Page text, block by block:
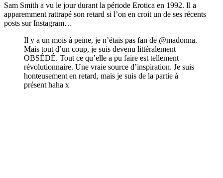
Sam Smith a vu le jour durant la période Erotica en 1992. Il a
apparemment rattrapé son retard si l’on en croit un de ses récents
posts sur Instagram…
Il y a un mois à peine, je n’étais pas fan de @madonna.
Mais tout d’un coup, je suis devenu littéralement
OBSÉDÉ. Tout ce qu’elle a pu faire est tellement
révolutionnaire. Une vraie source d’inspiration. Je suis
honteusement en retard, mais je suis de la partie à
présent haha x